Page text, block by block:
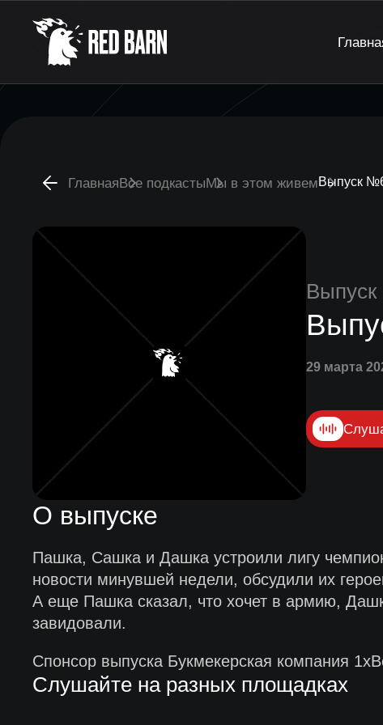
ГлавнаяВсе подкастыМы в этом живемВыпуск
Выпуск
29 марта
О выпуске
Пашка, Сашка и Дашка устроили лигу
новости минувшей недели, обсудили их
А еще Пашка сказал, что хочет в армию,
завидовали.
Спонсор выпуска Букмекерская компания
Слушайте на разных площадках